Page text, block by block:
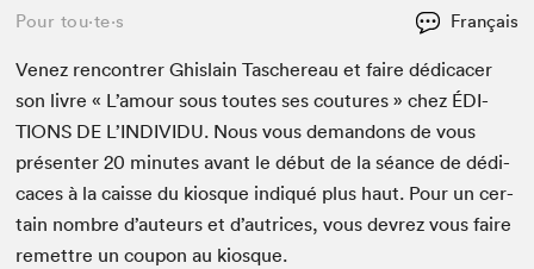
Pour tou⋅te⋅s Français
Venez ren­con­tr­er Ghis­lain Taschere­au et faire dédi­cac­er
son livre « L’amour sous toutes ses cou­tures » chez ÉDI­
TIONS DE L’IN­DI­VIDU. Nous vous deman­dons de vous
présen­ter20 min­utes avant le début de la séance de dédi­
caces à la caisse du kiosque indiqué plus haut. Pour un cer­
tain nom­bre d’auteurs et d’autrices, vous devrez vous faire
remet­tre un coupon au kiosque.